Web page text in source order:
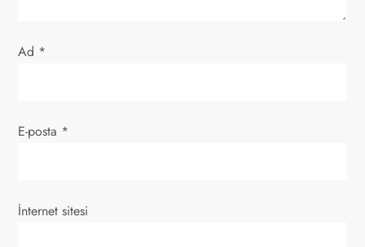
Ad *
E-posta *
İnternet sitesi